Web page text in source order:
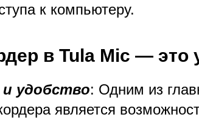
к компьютеру.
в Tula Mic — это
удобство: Одним из
является